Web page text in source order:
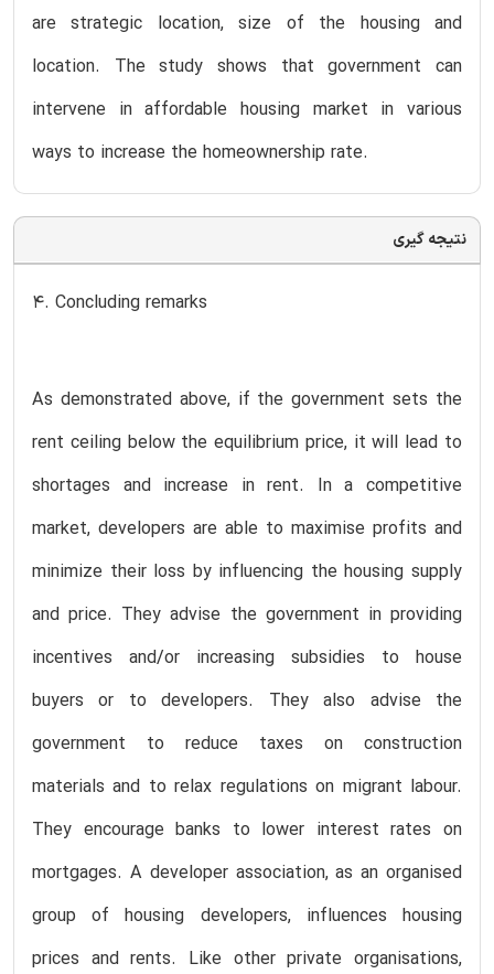
are strategic location, size of the housing and
location. The study shows that government can
intervene in affordable housing market in various
ways to increase the homeownership rate.
نتیجه گیری
4. Concluding remarks
As demonstrated above, if the government sets the
rent ceiling below the equilibrium price, it will lead to
shortages and increase in rent. In a competitive
market, developers are able to maximise profits and
minimize their loss by influencing the housing supply
and price. They advise the government in providing
incentives and/or increasing subsidies to house
buyers or to developers. They also advise the
government to reduce taxes on construction
materials and to relax regulations on migrant labour.
They encourage banks to lower interest rates on
mortgages. A developer association, as an organised
group of housing developers, influences housing
prices and rents. Like other private organisations,